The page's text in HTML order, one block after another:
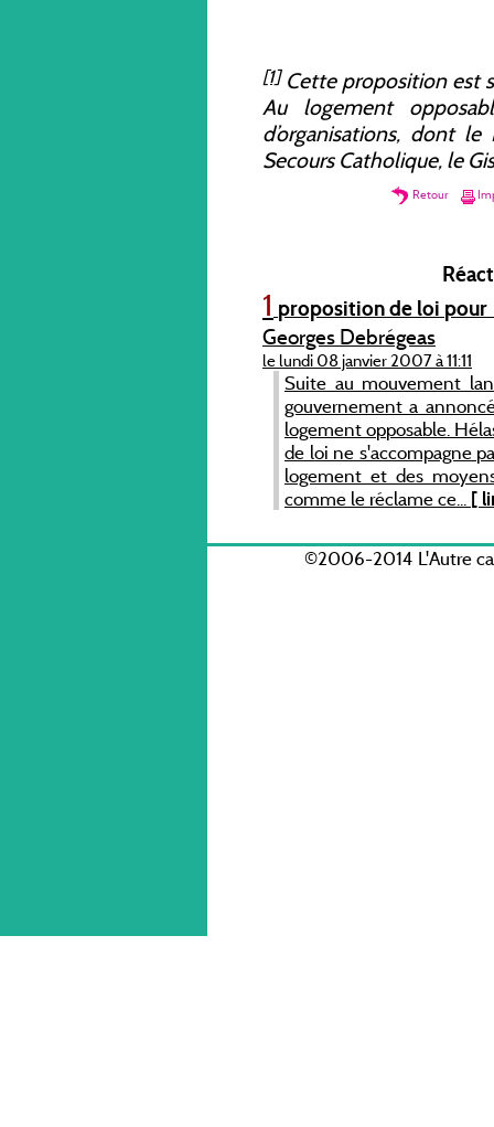
[1]Cette proposition est
Au logement
d’organisations, dont
Secours Catholique, le
Retour
1 proposition de loi
Georges Debrégeas
le lundi 08 janvier 2007 à 11:11
Suite au mouvement
gouvernement a
logement opposable.
de loi ne s'accompagne
logement et des
comme le réclame ce... [
©2006-2014 L'Autre